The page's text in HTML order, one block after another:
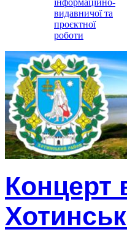
інформаційно-
видавничої та
проєктної
роботи
Концерт